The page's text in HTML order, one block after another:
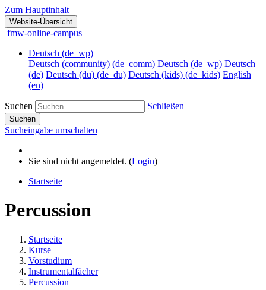
Zum Hauptinhalt
Website-Übersicht
fmw-online-campus
Deutsch ‎(de_wp)‎
Deutsch (community) ‎(de_comm)‎ Deutsch ‎(de_wp)‎ Deutsch
‎(de)‎ Deutsch (du) ‎(de_du)‎ Deutsch (kids) ‎(de_kids)‎ English
‎(en)‎
Suchen Schließen
Suchen
Sucheingabe umschalten
Sie sind nicht angemeldet. (Login)
Startseite
Percussion
Startseite
Kurse
Vorstudium
Instrumentalfächer
Percussion